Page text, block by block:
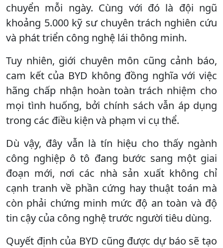
chuyển mỗi ngày. Cùng với đó là đội ngũ
khoảng 5.000 kỹ sư chuyên trách nghiên cứu
và phát triển công nghệ lái thông minh.
Tuy nhiên, giới chuyên môn cũng cảnh báo,
cam kết của BYD không đồng nghĩa với việc
hãng chấp nhận hoàn toàn trách nhiệm cho
mọi tình huống, bởi chính sách vẫn áp dụng
trong các điều kiện và phạm vi cụ thể.
Dù vậy, đây vẫn là tín hiệu cho thấy ngành
công nghiệp ô tô đang bước sang một giai
đoạn mới, nơi các nhà sản xuất không chỉ
cạnh tranh về phần cứng hay thuật toán mà
còn phải chứng minh mức độ an toàn và độ
tin cậy của công nghệ trước người tiêu dùng.
Quyết định của BYD cũng được dự báo sẽ tạo